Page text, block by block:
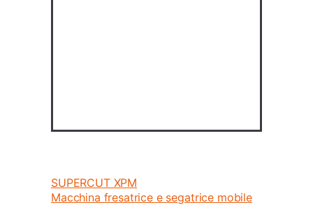
SUPERCUT XPM
Macchina fresatrice e segatrice mobile